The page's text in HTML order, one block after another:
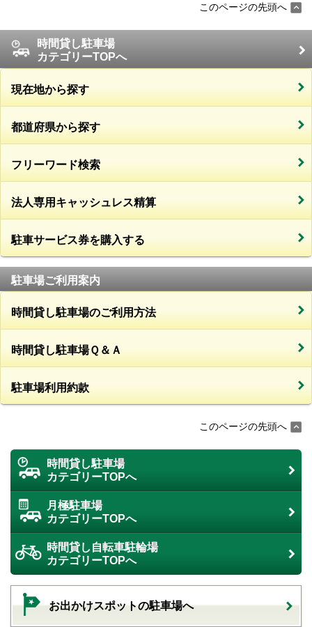
このページの先頭へ
時間貸し駐車場
カテゴリーTOPへ
現在地から探す
都道府県から探す
フリーワード検索
法人専用キャッシュレス精算
駐車サービス券を購入する
駐車場ご利用案内
時間貸し駐車場のご利用方法
時間貸し駐車場Ｑ＆Ａ
駐車場利用約款
このページの先頭へ
時間貸し駐車場
カテゴリーTOPへ
月極駐車場
カテゴリーTOPへ
時間貸し自転車駐輪場
カテゴリーTOPへ
お出かけスポットの駐車場へ